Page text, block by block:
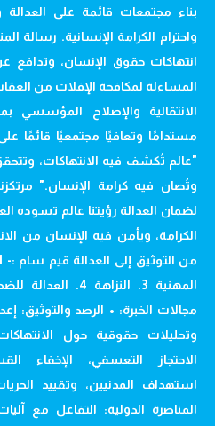
بناء مجتمعات قائمة على العدالة
واحترام الكرامة الإنسانية. رسالة
انتهاكات حقوق الإنسان، وتدافع
المساءلة لمكافحة الإفلات من
الانتقالية والإصلاح المؤسسي
مستدامًا وتعافيًا مجتمعيًا قائمًا
"عالم تُكشف فيه الانتهاكات،
وتُصان فيه كرامة الإنسان."
لضمان العدالة رؤيتنا عالم تسوده
الكرامة، ويأمن فيه الإنسان من
مجالات الخبرة: • الرصد والتوثيق:
وتحليلات حقوقية حول
الاحتجاز التعسفي، الإخفاء
استهداف المدنيين، وتقييد
المناصرة الدولية: التفاعل مع